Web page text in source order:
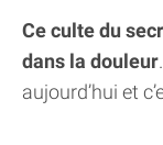
Ce culte du
dans la douleur
aujourd’hui et